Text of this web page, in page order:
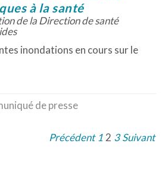
à la santé
de la Direction de santé
inondations en cours sur le
de presse
Précédent 1 2 3 Suivant